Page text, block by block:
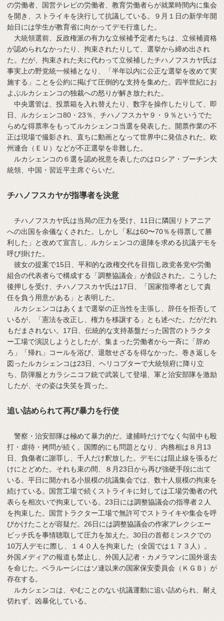
の労働者、国営テレビの労働者、教育労働者らが就業時間内に集会
を開き、ストライキを決行して抗議している。９月１日の新学年開
始日には学生が教育省に向かってデモ行進した。
大統領選前、反政権派の有力な立候補予定者たちは、立候補資格
が認められなかったり、拘束されたりして、選挙から締め出され
た。だが、拘束された夫に代わって立候補したチハノフスカヤ氏は
事実上の野党統一候補となり、「半年以内に公正な選挙を改めて実
施する」ことを公約に掲げて圧倒的な支持を集めた。四半世紀にお
よぶルカシェンコの独裁への怒りが解き放たれた。
中央選管は、投票箱を入れ替えたり、数字を操作したりして、即
日、ルカシェンコ80・23％、チハノフスカヤ９・９％というでた
らめな得票率をもってルカシェンコ当選を発表した。開票作業の不
正は現場で撮影され、直ちに動画となって世界中に発信された。欧
州連合（ＥＵ）などが不正選挙を非難した。
ルカシェンコの６選を認め祝意を表したのはロシア・プーチン大
統領、中国・習近平主席ぐらいだ。
チハノフスカヤが指導者を決意
チハノフスカヤ氏は当局の圧力を受け、11日に隣国リトアニア
への出国を余儀なくされた。しかし「私は60〜70％を得票して勝
利した」と改めて宣言し、ルカシェンコの退陣を求める抗議デモを
呼び掛けた。
彼女の提案で15日、平和的な政権交代を目指し政党各党や労働
組合の代表者らで構成する「調整協議会」が創設された。こうした
後押しを受け、チハノフスカヤ氏は17日、「国家指導者として責
任を負う用意がある」と表明した。
ルカシェンコはあくまで選挙の正当性を主張し、辞任を拒否して
いるが、「憲法を改正し、権力を移譲する」とも述べた。だがだれ
もだまされない。17日、伝統的な支持基盤だった国営のトラクタ
ー工場で演説しようとしたが、集まった労働者から一斉に「辞め
ろ」「帰れ」コールを浴び、退散せざるを得なかった。巻き返しを
図ったルカシェンコは23日、ヘリコプターで大統領府に降り立
ち、防弾服とカラシニコフ銃で武装して登場、軍と治安部隊を激励
したが、その姿は失笑を買った。
追い詰められて再び暴力を行使
警察・治安部隊は極めて暴力的だ。逮捕時だけでなく勾留中も殴
打・虐待・拷問が続く。国際的にも問題となり、内務相は８月13
日、負傷者に謝罪し、千人だけ釈放した。デモには阻止線を張るだ
けにとどめた。それも束の間、８月23日から再び強硬手段に出て
いる。平日に開かれる小規模の抗議集会では、数十人規模の拘束を
続けている。国営工場で続くストライキに対しては工場労働者の代
表らを相次いで拘束している。23日には調整協議会の指導者２人
を拘束した。国営トラクター工場で無許可でストライキや集会を呼
びかけたことが容疑だ。26日には調整協議会の作家アレクシエー
ビッチ氏を事情聴取して圧力を加えた。30日の首都ミンスクでの
10万人デモに際し、１４０人を拘束した（全国では１７３人）。
外国メディアの報道も禁止し、外国人記者・カメラマンに国外退去
を命じた。ベラルーシにはソ連以来の国家保安委員会（ＫＧＢ）が
存在する。
ルカシェンコは、やむことのない抗議運動に追い詰められ、耐え
切れず、凶暴化している。